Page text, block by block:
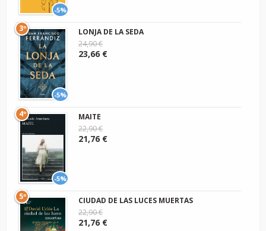
-5%
-5%
3º
LONJA DE LA SEDA
24,90 €
23,66 €
-5%
4º
MAITE
22,90 €
21,76 €
5º
CIUDAD DE LAS LUCES MUERTAS
22,90 €
21,76 €